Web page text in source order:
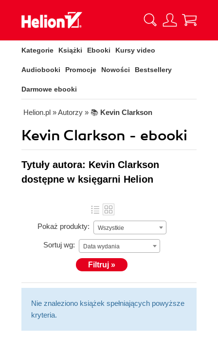
Kategorie Książki Ebooki Kursy video
Audiobooki Promocje Nowości Bestsellery
Darmowe ebooki
Helion.pl » Autorzy » 📚 Kevin Clarkson
Kevin Clarkson - ebooki
Tytuły autora: Kevin Clarkson
dostępne w księgarni Helion
Pokaż produkty: Wszystkie
Sortuj wg: Data wydania
Filtruj »
Nie znaleziono książek spełniających powyższe
kryteria.